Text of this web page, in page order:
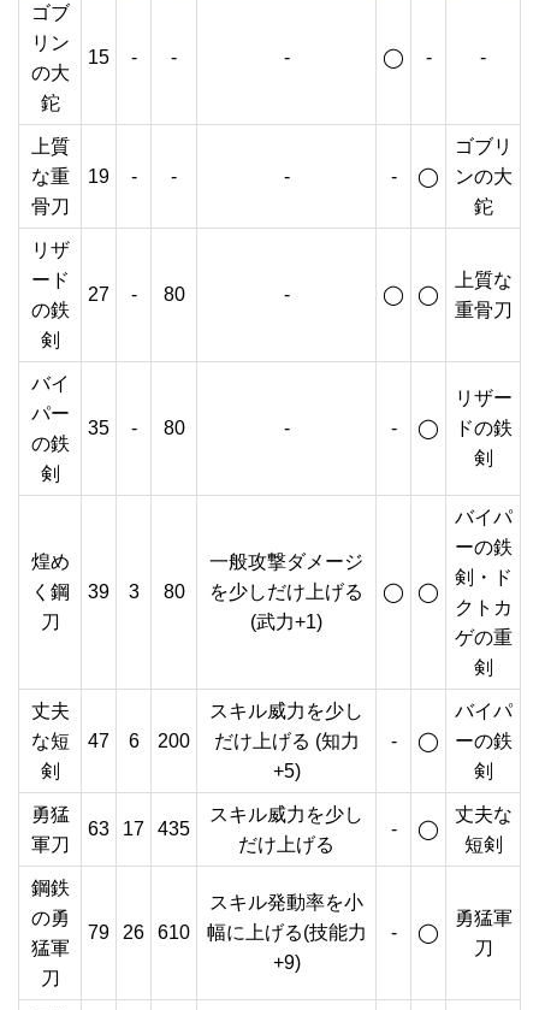
ゴブ
リン
の大
鉈
15 - - - ◯ - -
上質
な重
骨刀
19 - - - - ◯
ゴブリ
ンの大
鉈
リザ
ード
の鉄
剣
27 - 80 - ◯ ◯
上質な
重骨刀
バイ
パー
の鉄
剣
35 - 80 - - ◯
リザー
ドの鉄
剣
煌め
く鋼
刀
39 3 80
一般攻撃ダメージ
を少しだけ上げる
(武力+1)
◯ ◯
バイパ
ーの鉄
剣・ド
クトカ
ゲの重
剣
丈夫
な短
剣
47 6 200
スキル威力を少し
だけ上げる (知力
+5)
- ◯
バイパ
ーの鉄
剣
勇猛
軍刀
63 17 435
スキル威力を少し
だけ上げる
- ◯
丈夫な
短剣
鋼鉄
の勇
猛軍
刀
79 26 610
スキル発動率を小
幅に上げる(技能力
+9)
- ◯
勇猛軍
刀